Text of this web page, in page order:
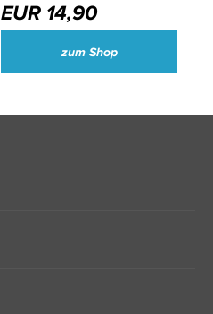
EUR 14,90
zum Shop